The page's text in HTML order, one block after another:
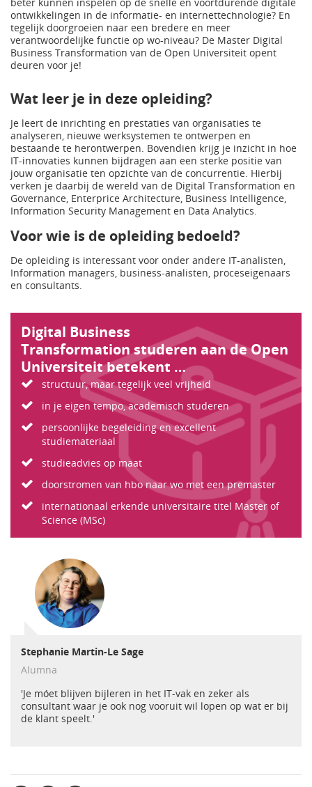
ontwikkelingen in de informatie- en internettechnologie? En
tegelijk doorgroeien naar een bredere en meer
verantwoordelijke functie op wo-niveau? De Master Digital
Business Transformation van de Open Universiteit opent
deuren voor je!
Wat leer je in deze opleiding?
Je leert de inrichting en prestaties van organisaties te
analyseren, nieuwe werksystemen te ontwerpen en
bestaande te herontwerpen. Bovendien krijg je inzicht in hoe
IT-innovaties kunnen bijdragen aan een sterke positie van
jouw organisatie ten opzichte van de concurrentie. Hierbij
verken je daarbij de wereld van de Digital Transformation en
Governance, Enterprice Architecture, Business Intelligence,
Information Security Management en Data Analytics.
Voor wie is de opleiding bedoeld?
De opleiding is interessant voor onder andere IT-analisten,
Information managers, business-analisten, proceseigenaars
en consultants.
Digital Business
Transformation studeren aan de Open
Universiteit betekent …
structuur, maar tegelijk veel vrijheid
in je eigen tempo, academisch studeren
persoonlijke begeleiding en excellent
studiemateriaal
studieadvies op maat
doorstromen van hbo naar wo met een premaster
internationaal erkende universitaire titel Master of
Science (MSc)
Stephanie Martin-Le Sage
Alumna
'Je móet blijven bijleren in het IT-vak en zeker als
consultant waar je ook nog vooruit wil lopen op wat er bij
de klant speelt.'